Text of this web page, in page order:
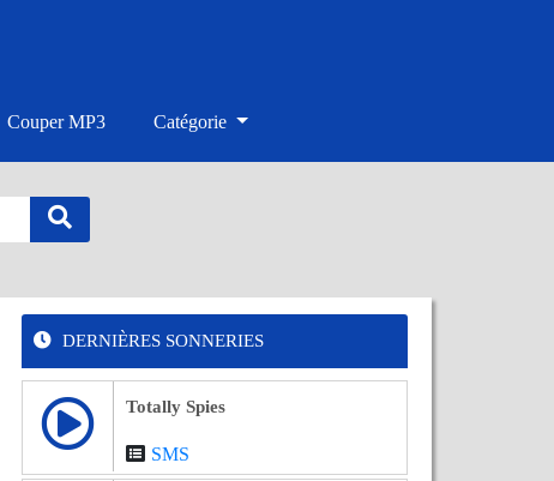
Couper MP3 Catégorie
DERNIÈRES SONNERIES
Totally Spies
SMS